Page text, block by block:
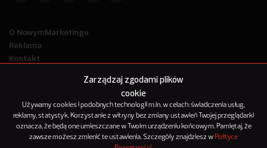
Zarządzaj zgodami plików
cookie
Używamy cookies i podobnych technologii m.in. w celach: świadczenia usług,
reklamy, statystyk. Korzystanie z witryny bez zmiany ustawień Twojej przeglądarki
oznacza, że będą one umieszczane w Twoim urządzeniu końcowym. Pamiętaj, że
zawsze możesz zmienić te ustawienia. Szczegóły znajdziesz w Polityce
O NowymMarketingu
Reklama
Kontakt
© 2012-2025